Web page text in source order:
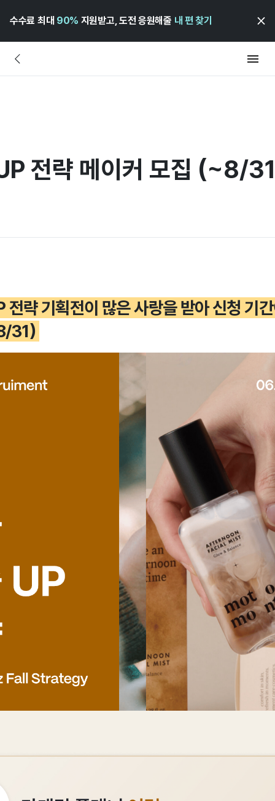
수수료 최대 90% 지원받고, 도전 응원해줄 내 편 찾기
전략 메이커 모집 (~8/
략 기획전이 많은 사랑을 받아 신청 기
31)